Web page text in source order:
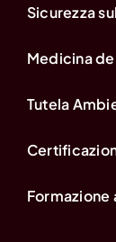
Sicurezza
Medicina
Tutela
Formazione